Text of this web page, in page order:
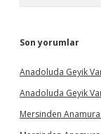
Son yorumlar
Anadoluda Geyik
Anadoluda Geyik
Mersinden